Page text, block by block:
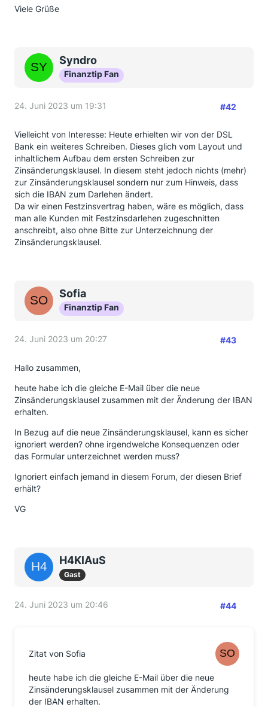
Viele Grüße
Syndro
Finanztip Fan
24. Juni 2023 um 19:31 #42
Vielleicht von Interesse: Heute erhielten wir von der DSL
Bank ein weiteres Schreiben. Dieses glich vom Layout und
inhaltlichem Aufbau dem ersten Schreiben zur
Zinsänderungsklausel. In diesem steht jedoch nichts (mehr)
zur Zinsänderungsklausel sondern nur zum Hinweis, dass
sich die IBAN zum Darlehen ändert.
Da wir einen Festzinsvertrag haben, wäre es möglich, dass
man alle Kunden mit Festzinsdarlehen zugeschnitten
anschreibt, also ohne Bitte zur Unterzeichnung der
Zinsänderungsklausel.
Sofia
Finanztip Fan
24. Juni 2023 um 20:27 #43
Hallo zusammen,
heute habe ich die gleiche E-Mail über die neue
Zinsänderungsklausel zusammen mit der Änderung der IBAN
erhalten.
In Bezug auf die neue Zinsänderungsklausel, kann es sicher
ignoriert werden? ohne irgendwelche Konsequenzen oder
das Formular unterzeichnet werden muss?
Ignoriert einfach jemand in diesem Forum, der diesen Brief
erhält?
VG
H4KlAuS
Gast
24. Juni 2023 um 20:46 #44
Zitat von Sofia
heute habe ich die gleiche E-Mail über die neue
Zinsänderungsklausel zusammen mit der Änderung
der IBAN erhalten.